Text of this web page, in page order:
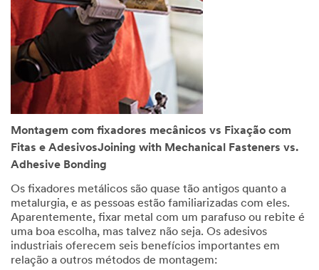
sample
request
that
does
not
appear
to
for
industrial
manufacturing
Samples
are
available
to
U.S.
industrial
Montagem com fixadores mecânicos vs Fixação com
Fitas e AdesivosJoining with Mechanical Fasteners vs.
Adhesive Bonding
Os fixadores metálicos são quase tão antigos quanto a
metalurgia, e as pessoas estão familiarizadas com eles.
Aparentemente, fixar metal com um parafuso ou rebite é
uma boa escolha, mas talvez não seja. Os adesivos
industriais oferecem seis benefícios importantes em
relação a outros métodos de montagem: